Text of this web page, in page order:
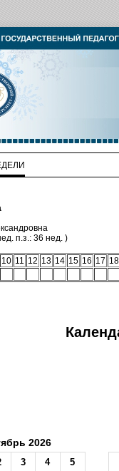
п.з.: 36 нед. )
10 11 12 13 14 15 16 17 18
2026
3 4
5